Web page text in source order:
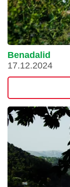
Benadalid
17.12.2024